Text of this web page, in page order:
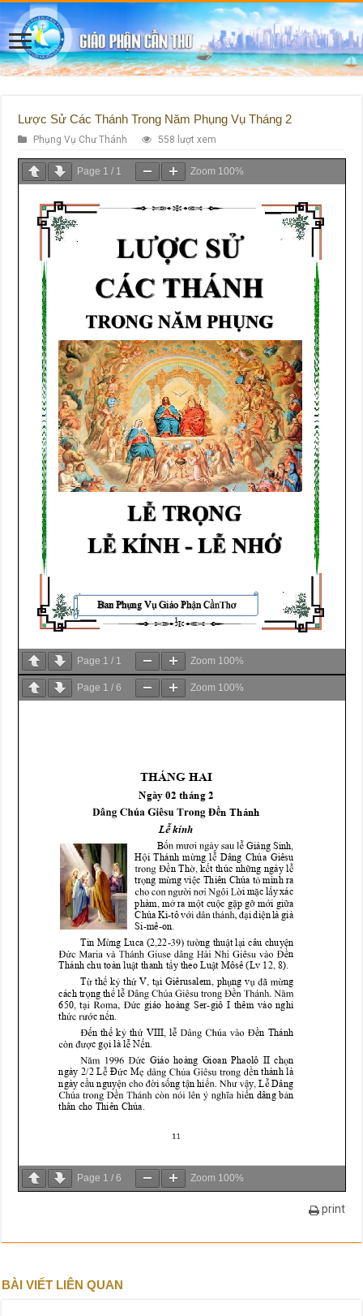
Lược Sử Các Thánh Trong Năm Phụng Vụ Tháng 2
Phụng Vụ Chư Thánh 558 lượt xem
Page 1 / 1 Zoom 100%
Page 1 / 1 Zoom 100%
Page 1 /6 Zoom 100%
Page 1 /6 Zoom 100%
print
BÀI VIẾT LIÊN QUAN